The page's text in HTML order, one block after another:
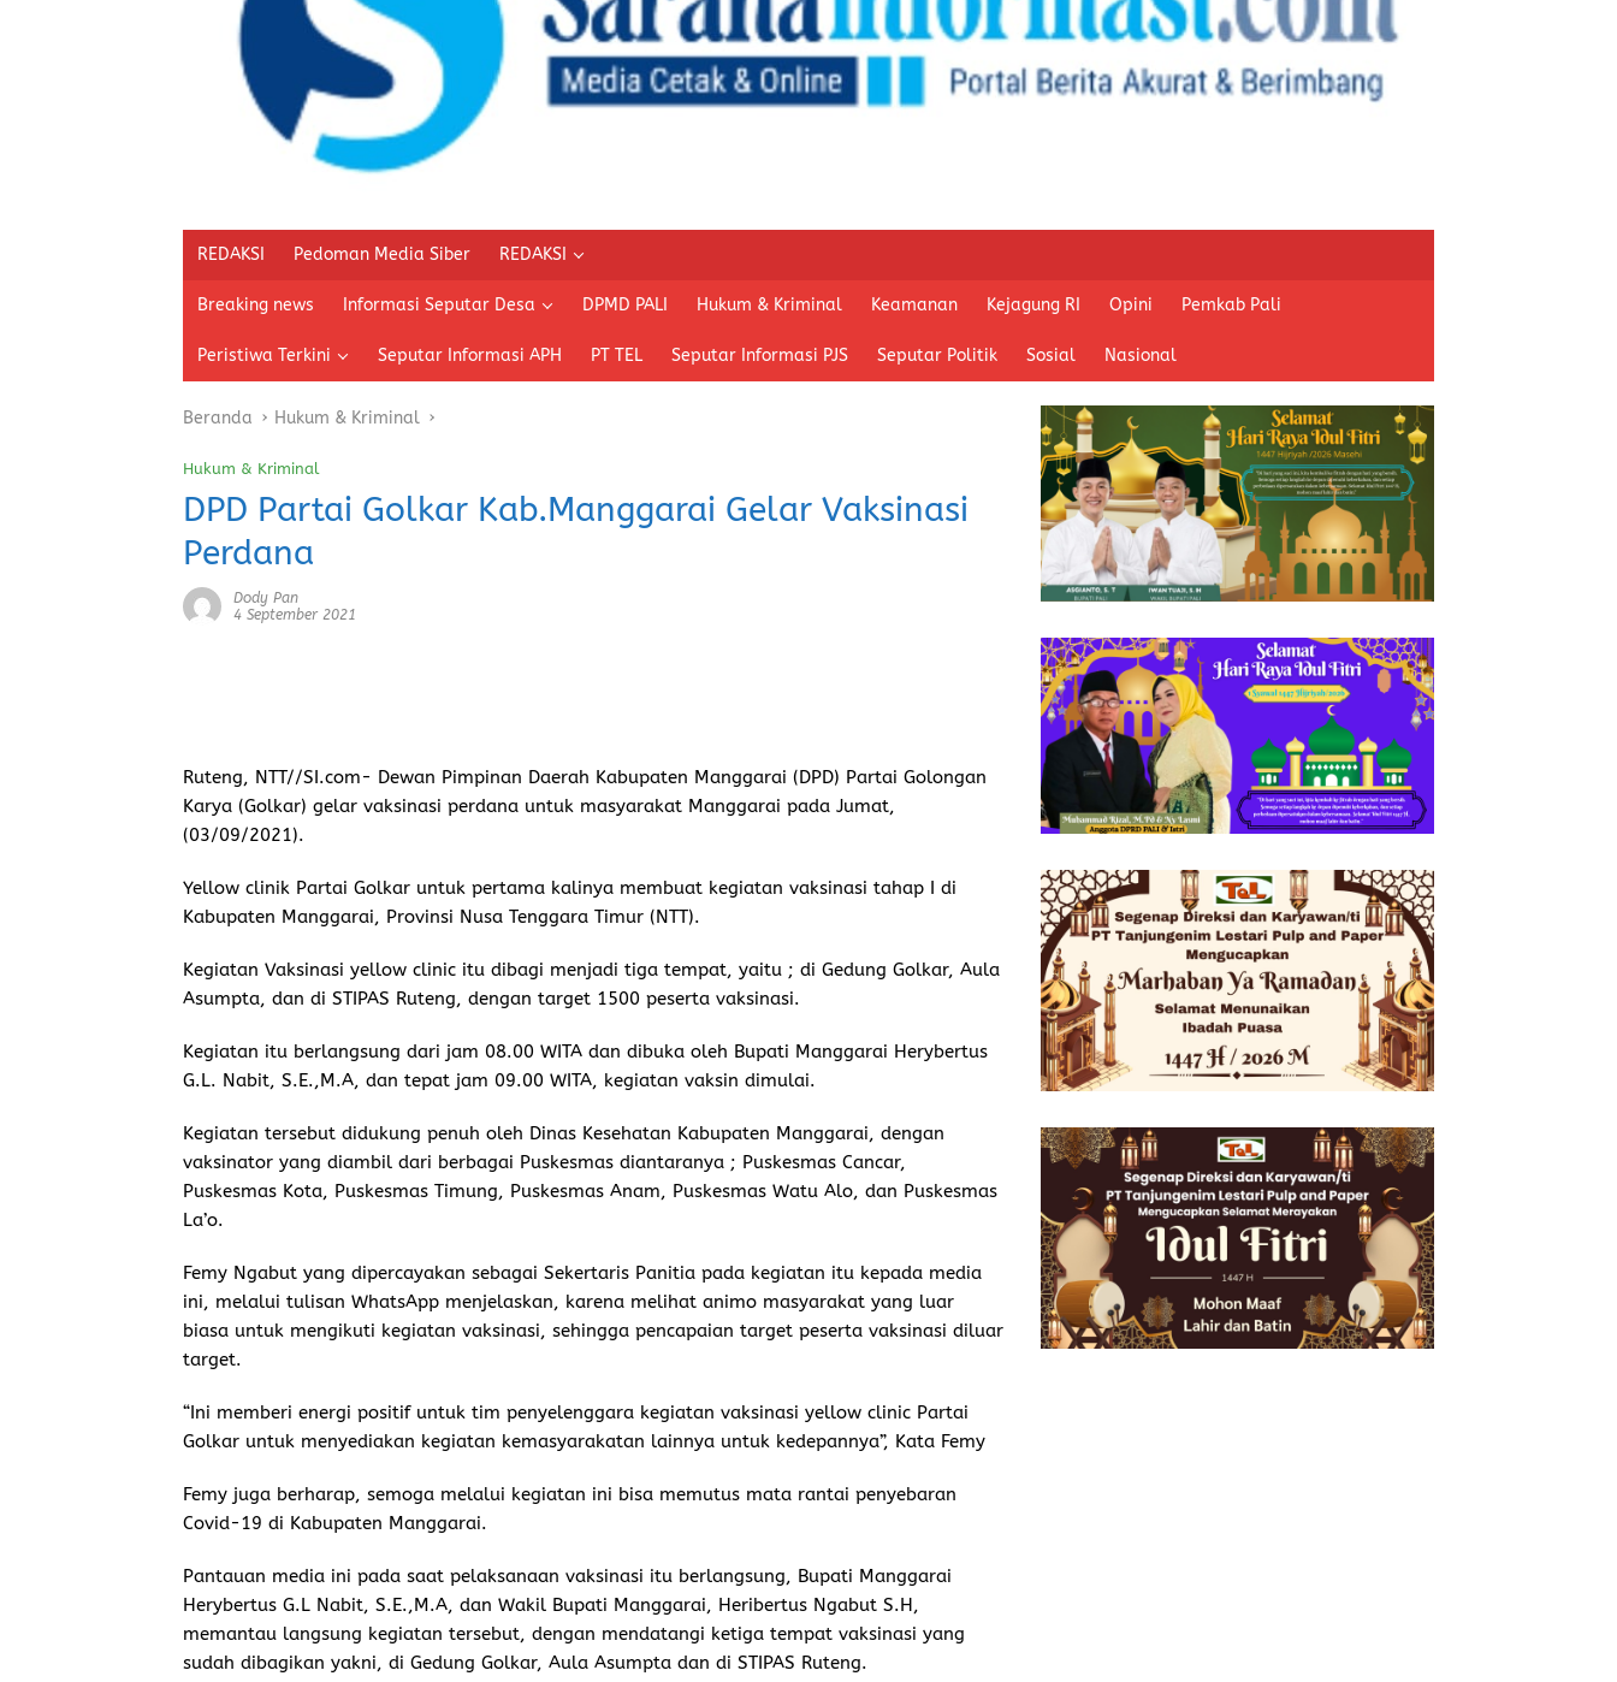
REDAKSI Pedoman Media Siber REDAKSI
Breaking news Informasi Seputar Desa DPMD PALI Hukum & Kriminal Keamanan Kejagung RI Opini Pemkab Pali
Peristiwa Terkini Seputar Informasi APH PT TEL Seputar Informasi PJS Seputar Politik Sosial Nasional
Beranda Hukum & Kriminal
Hukum & Kriminal
DPD Partai Golkar Kab.Manggarai Gelar Vaksinasi
Perdana
Dody Pan
4 September 2021
Ruteng, NTT//SI.com- Dewan Pimpinan Daerah Kabupaten Manggarai (DPD) Partai Golongan
Karya (Golkar) gelar vaksinasi perdana untuk masyarakat Manggarai pada Jumat,
(03/09/2021).
Yellow clinik Partai Golkar untuk pertama kalinya membuat kegiatan vaksinasi tahap I di
Kabupaten Manggarai, Provinsi Nusa Tenggara Timur (NTT).
Kegiatan Vaksinasi yellow clinic itu dibagi menjadi tiga tempat, yaitu ; di Gedung Golkar, Aula
Asumpta, dan di STIPAS Ruteng, dengan target 1500 peserta vaksinasi.
Kegiatan itu berlangsung dari jam 08.00 WITA dan dibuka oleh Bupati Manggarai Herybertus
G.L. Nabit, S.E.,M.A, dan tepat jam 09.00 WITA, kegiatan vaksin dimulai.
Kegiatan tersebut didukung penuh oleh Dinas Kesehatan Kabupaten Manggarai, dengan
vaksinator yang diambil dari berbagai Puskesmas diantaranya ; Puskesmas Cancar,
Puskesmas Kota, Puskesmas Timung, Puskesmas Anam, Puskesmas Watu Alo, dan Puskesmas
La’o.
Femy Ngabut yang dipercayakan sebagai Sekertaris Panitia pada kegiatan itu kepada media
ini, melalui tulisan WhatsApp menjelaskan, karena melihat animo masyarakat yang luar
biasa untuk mengikuti kegiatan vaksinasi, sehingga pencapaian target peserta vaksinasi diluar
target.
“Ini memberi energi positif untuk tim penyelenggara kegiatan vaksinasi yellow clinic Partai
Golkar untuk menyediakan kegiatan kemasyarakatan lainnya untuk kedepannya”, Kata Femy
Femy juga berharap, semoga melalui kegiatan ini bisa memutus mata rantai penyebaran
Covid-19 di Kabupaten Manggarai.
Pantauan media ini pada saat pelaksanaan vaksinasi itu berlangsung, Bupati Manggarai
Herybertus G.L Nabit, S.E.,M.A, dan Wakil Bupati Manggarai, Heribertus Ngabut S.H,
memantau langsung kegiatan tersebut, dengan mendatangi ketiga tempat vaksinasi yang
sudah dibagikan yakni, di Gedung Golkar, Aula Asumpta dan di STIPAS Ruteng.